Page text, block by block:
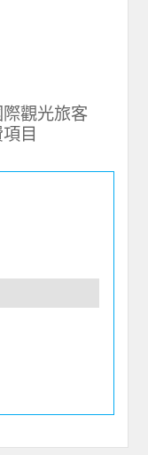
觀光旅客
目